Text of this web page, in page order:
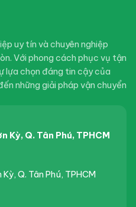
uy tín và chuyên nghiệp
Với phong cách phục vụ tận
lựa chọn đáng tin cậy của
những giải pháp vận chuyển
Kỳ, Q. Tân Phú, TPHCM
Q. Tân Phú, TPHCM